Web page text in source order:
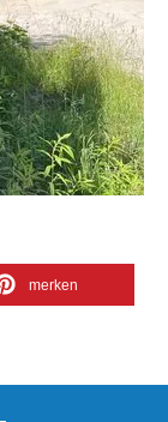
merken